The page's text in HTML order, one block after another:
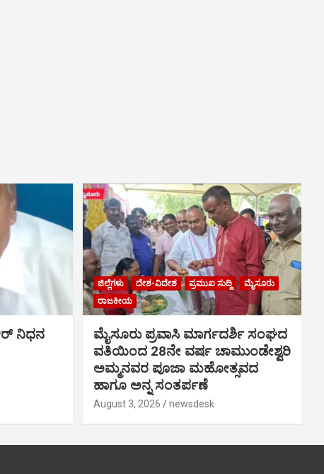
ನಿಧನ
ಜಿಲ್ಲೆಗಳು ದೇಶ-ವಿದೇಶ ಪ್ರಮುಖ ಸುದ್ದಿ
ಮೈಸೂರು
ರಾಜಕೀಯ
ಮೈಸೂರು ಪ್ರವಾಸಿ ಮಾರ್ಗದರ್ಶಿ ಸಂಘದ
ವತಿಯಿಂದ 28ನೇ ವರ್ಷ ಚಾಮುಂಡೇಶ್ವರಿ
ಅಮ್ಮನವರ ಪೂಜಾ ಮಹೋತ್ಸವದ
ಹಾಗೂ ಅನ್ನ ಸಂತರ್ಪಣೆ
August 3, 2026 newsdesk